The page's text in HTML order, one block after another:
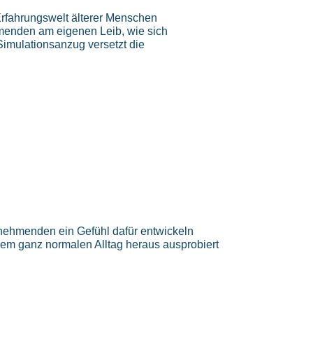
älterer Menschen
am eigenen Leib, wie sich
versetzt die
ein Gefühl dafür entwickeln
ganz normalen Alltag heraus ausprobiert